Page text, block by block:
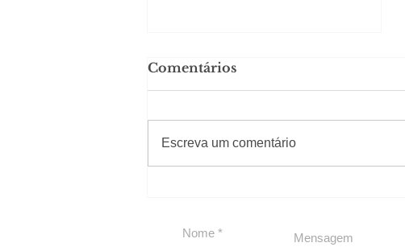
Comentários
Escreva um comentário
#Sugestões